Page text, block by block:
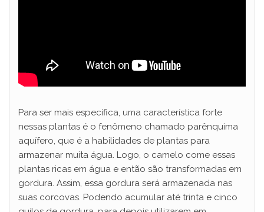
Para ser mais específica, uma característica forte
nessas plantas é o fenômeno chamado parênquima
aquífero, que é a habilidades de plantas para
armazenar muita água. Logo, o camelo come essas
plantas ricas em água e então são transformadas em
gordura. Assim, essa gordura será armazenada nas
suas corcovas. Podendo acumular até trinta e cinco